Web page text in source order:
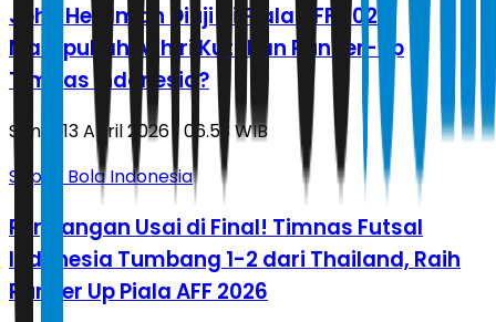
John Herdman Diuji di Piala AFF 2026,
Mampukah Akhiri Kutukan Runner-up
Timnas Indonesia?
Senin, 13 April 2026 | 06.53 WIB
Sepak Bola Indonesia
Perjuangan Usai di Final! Timnas Futsal
Indonesia Tumbang 1-2 dari Thailand, Raih
Runner Up Piala AFF 2026